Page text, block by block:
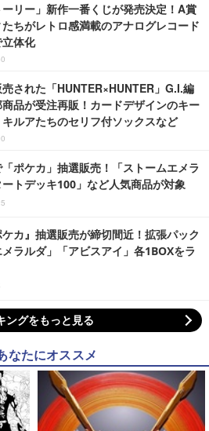
ーリー」新作一番くじが発売決定！A賞
ちがレトロ感満載のアナログレコード
立体化
売された「HUNTER×HUNTER」G.I.編
品が受注再販！カードデザインのキー
ルアたちのセリフ付ソックスなど
ポケカ」抽選販売！「ストームエメラ
トデッキ100」など人気商品が対象
カ』抽選販売が締切間近！拡張パック
メラルダ」「アビスアイ」各1BOXをラ
ングをもっと見る
なたにオススメ